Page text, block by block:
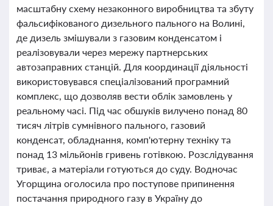
масштабну схему незаконного виробництва та збуту
фальсифікованого дизельного пального на Волині,
де дизель змішували з газовим конденсатом і
реалізовували через мережу партнерських
автозаправних станцій. Для координації діяльності
використовувався спеціалізований програмний
комплекс, що дозволяв вести облік замовлень у
реальному часі. Під час обшуків вилучено понад 80
тисяч літрів сумнівного пального, газовий
конденсат, обладнання, комп'ютерну техніку та
понад 13 мільйонів гривень готівкою. Розслідування
триває, а матеріали готуються до суду. Водночас
Угорщина оголосила про поступове припинення
постачання природного газу в Україну до